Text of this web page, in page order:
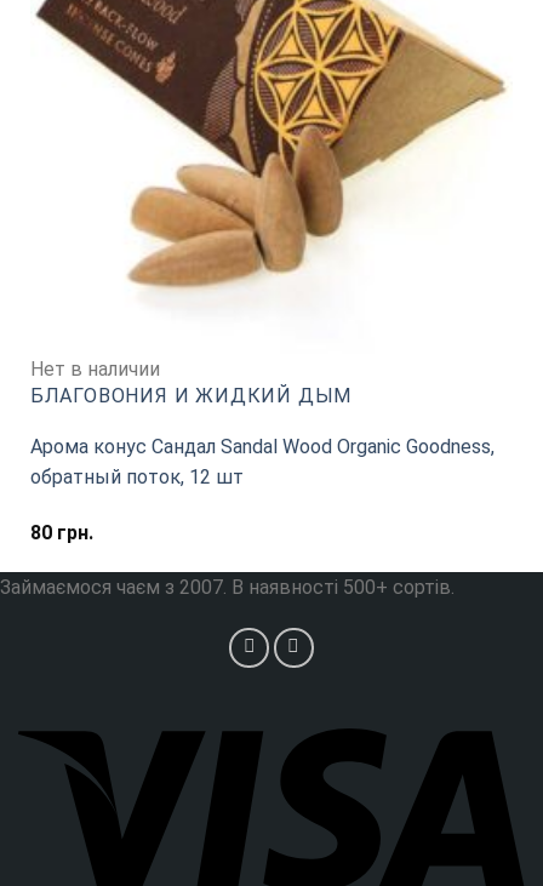
Нет в наличии
БЛАГОВОНИЯ И ЖИДКИЙ ДЫМ
Арома конус Сандал Sandal Wood Organic Goodness,
обратный поток, 12 шт
80грн.
Займаємося чаєм з 2007. В наявності 500+ сортів.